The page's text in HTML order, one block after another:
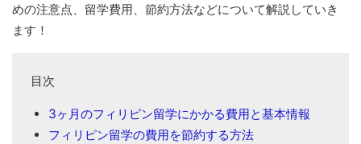
めの注意点、留学費用、節約方法などについて解説していき
ます！
目次
3ヶ月のフィリピン留学にかかる費用と基本情報
フィリピン留学の費用を節約する方法